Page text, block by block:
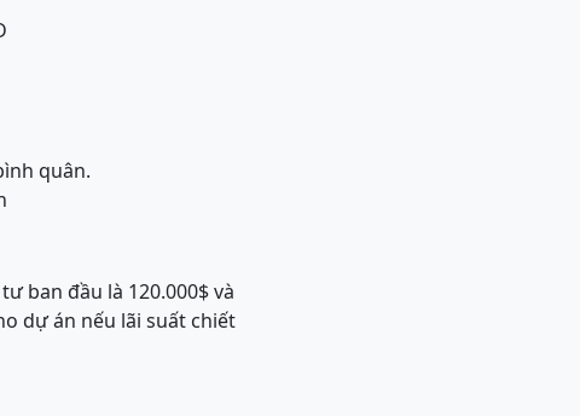
quân.
ban đầu là 120.000$ và
dự án nếu lãi suất chiết